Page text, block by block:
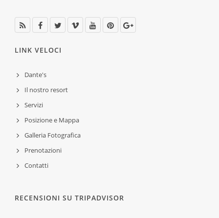
LINK VELOCI
Dante's
Il nostro resort
Servizi
Posizione e Mappa
Galleria Fotografica
Prenotazioni
Contatti
RECENSIONI SU TRIPADVISOR